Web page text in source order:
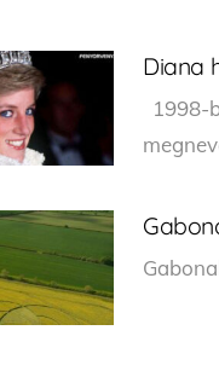
Diana
1998-